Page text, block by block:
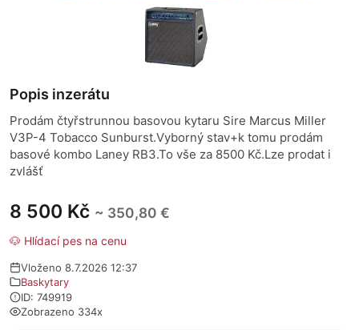
8 500 Kč ~ 350,80 €
🐶 Hlídací pes na cenu
Vloženo 8.7.2026 12:37
Baskytary
ID: 749919
Zobrazeno 334x
Popis inzerátu
Prodám čtyřstrunnou basovou kytaru Sire Marcus Miller
V3P-4 Tobacco Sunburst.Vyborný stav+k tomu prodám
basové kombo Laney RB3.To vše za 8500 Kč.Lze prodat i
zvlášť